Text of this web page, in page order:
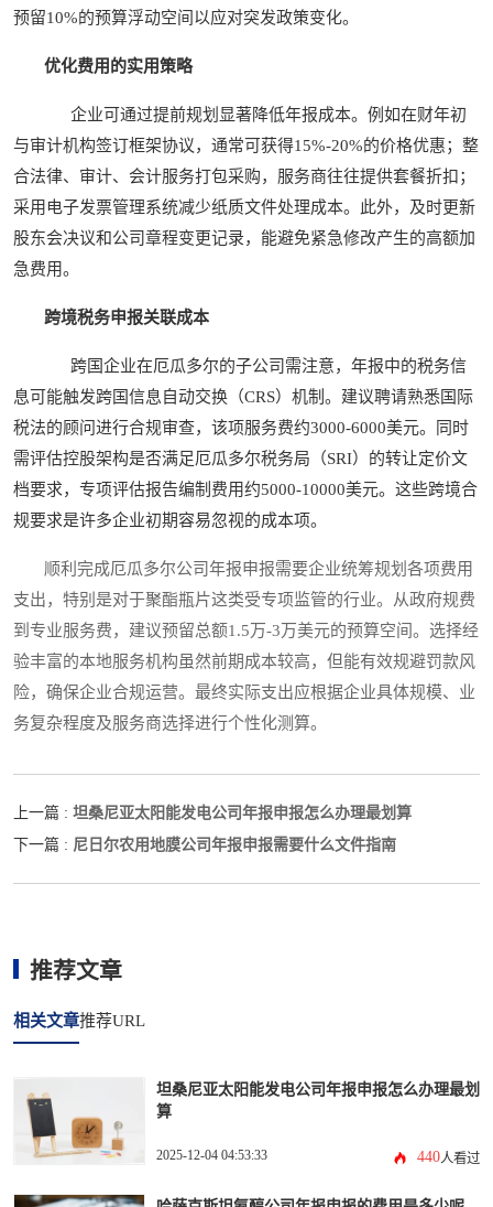
预留10%的预算浮动空间以应对突发政策变化。
优化费用的实用策略
企业可通过提前规划显著降低年报成本。例如在财年初
与审计机构签订框架协议，通常可获得15%-20%的价格优惠；整
合法律、审计、会计服务打包采购，服务商往往提供套餐折扣；
采用电子发票管理系统减少纸质文件处理成本。此外，及时更新
股东会决议和公司章程变更记录，能避免紧急修改产生的高额加
急费用。
跨境税务申报关联成本
跨国企业在厄瓜多尔的子公司需注意，年报中的税务信
息可能触发跨国信息自动交换（CRS）机制。建议聘请熟悉国际
税法的顾问进行合规审查，该项服务费约3000-6000美元。同时
需评估控股架构是否满足厄瓜多尔税务局（SRI）的转让定价文
档要求，专项评估报告编制费用约5000-10000美元。这些跨境合
规要求是许多企业初期容易忽视的成本项。
顺利完成厄瓜多尔公司年报申报需要企业统筹规划各项费用
支出，特别是对于聚酯瓶片这类受专项监管的行业。从政府规费
到专业服务费，建议预留总额1.5万-3万美元的预算空间。选择经
验丰富的本地服务机构虽然前期成本较高，但能有效规避罚款风
险，确保企业合规运营。最终实际支出应根据企业具体规模、业
务复杂程度及服务商选择进行个性化测算。
上一篇 : 坦桑尼亚太阳能发电公司年报申报怎么办理最划算
下一篇 : 尼日尔农用地膜公司年报申报需要什么文件指南
推荐文章
相关文章推荐URL
坦桑尼亚太阳能发电公司年报申报怎么办理最划
算
2025-12-04 04:53:33 440人看过